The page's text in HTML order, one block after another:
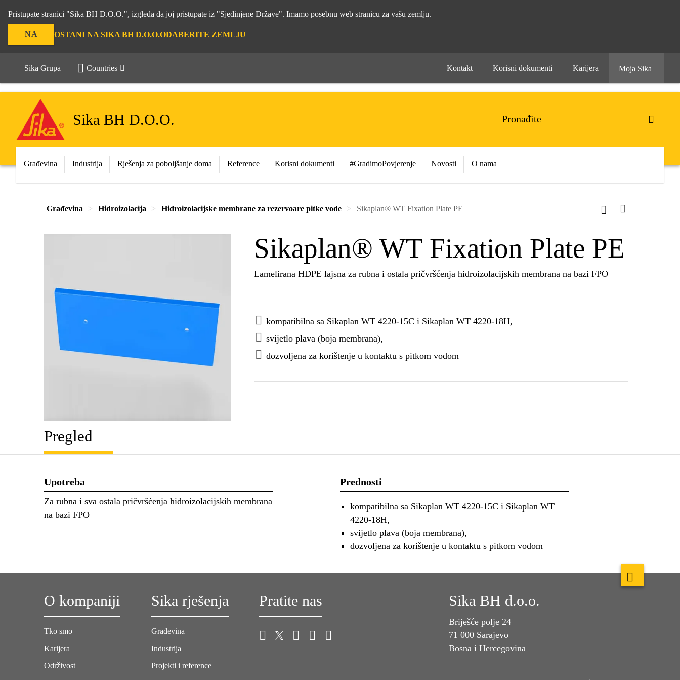
Pristupate stranici "Sika BH D.O.O.", izgleda da joj pristupate iz "Sjedinjene Države". Imamo posebnu web stranicu za vašu zemlju.
NA OSTANI NA SIKA BH D.O.O.ODABERITE ZEMLJU
Sika Grupa Countries Kontakt Korisni dokumenti Karijera Moja Sika
Sika BH D.O.O.
Građevina Industrija Rješenja za poboljšanje doma Reference Korisni dokumenti #GradimoPovjerenje Novosti O nama
Građevina Hidroizolacija Hidroizolacijske membrane za rezervoare pitke vode Sikaplan® WT Fixation Plate PE
Sikaplan® WT Fixation Plate PE
Lamelirana HDPE lajsna za rubna i ostala pričvršćenja hidroizolacijskih membrana na bazi FPO
kompatibilna sa Sikaplan WT 4220-15C i Sikaplan WT 4220-18H,
svijetlo plava (boja membrana),
dozvoljena za korištenje u kontaktu s pitkom vodom
Pregled
Upotreba
Za rubna i sva ostala pričvršćenja hidroizolacijskih membrana
na bazi FPO
Prednosti
kompatibilna sa Sikaplan WT 4220-15C i Sikaplan WT
4220-18H,
svijetlo plava (boja membrana),
dozvoljena za korištenje u kontaktu s pitkom vodom
O kompaniji
Tko smo
Karijera
Održivost
Sika rješenja
Građevina
Industrija
Projekti i reference
Pratite nas Sika BH d.o.o.
Briješće polje 24
71 000 Sarajevo
Bosna i Hercegovina